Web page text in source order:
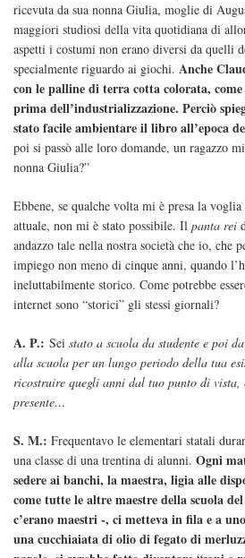
ricevuta da sua nonna Giulia, moglie di
maggiori studiosi della vita quotidiana di
aspetti i costumi non erano diversi da quelli
specialmente riguardo ai giochi. Anche
con le palline di terra cotta colorata,
prima dell’industrializzazione. Perciò
stato facile ambientare il libro all’epoca
poi si passò alle loro domande, un ragazzo
nonna Giulia?”
Ebbene, se qualche volta mi è presa la
attuale, non mi è stato possibile. Il panta rei
andazzo tale nella nostra società che io, che
impiego non meno di cinque anni, quando
ineluttabilmente storico. Come potrebbe
internet sono “storici” gli stessi giornali?
A. P.: Sei stato a scuola da studente e poi
alla scuola per un lungo periodo della tua
ricostruire quegli anni dal tuo punto di vista,
presente…
S. M.: Frequentavo le elementari statali
una classe di una trentina di alunni. Ogni
sedere ai banchi, la maestra, ligia alle
come tutte le altre maestre della scuola
c’erano maestri -, ci metteva in fila e a
una cucchiaiata di olio di fegato di